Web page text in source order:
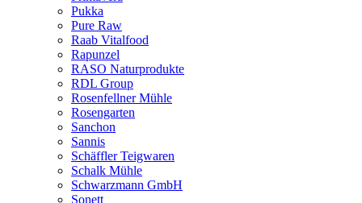
Pukka
Pure Raw
Raab Vitalfood
Rapunzel
RASO Naturprodukte
RDL Group
Rosenfellner Mühle
Rosengarten
Sanchon
Sannis
Schäffler Teigwaren
Schalk Mühle
Schwarzmann GmbH
Sonett